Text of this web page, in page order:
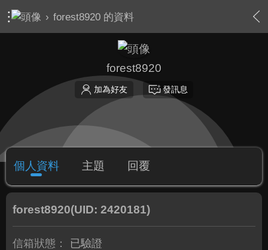
› forest8920 的資料
forest8920
加為好友 發訊息
個人資料 主題 回覆
forest8920(UID: 2420181)
信箱狀態：
已驗證